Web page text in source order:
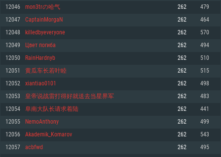
최소사양
운영체제: Windows 10 (64 bit)
프로세서: 2.2 GHz 듀얼코어 이상
메모리: 4GB
그래픽 카드: DirectX 11 이상을 지원하는 AMD Radeon 77XX / NVIDIA
GeForce GT 660. 최소 사양 해상도: 720p
네트워크: 브로드밴드 인터넷
여유 저장 공간: 22.1 GB (최소 클라이언트)
권장 사양
최소사양
운영체제: Mac OS Big Sur 11.0
프로세서: 최소 2.2 GHz의 Core i5 (Intel Xeon 은 지원하지 않습니다)
메모리: 6 GB
그래픽 카드: Metal 을 지원하는 Intel Iris Pro 5200 (Mac), 혹은 이와 비슷한 성
능을 가지는 Mac 버전의 AMD/Nvidia. 최소 해상도: 720p
네트워크: 브로드밴드 인터넷
여유 저장 공간: 22.1 GB (최소 클라이언트)
권장 사양
최소사양
운영체제: 64bit Linux 중 최신 버전
프로세서: 2.4 GHz 듀얼코어
메모리: 4 GB
그래픽 카드: Vulkan 을 지원하고, 최신 그래픽 드라이버를 지원하는 NVIDIA
660 (6개월 미만) 혹은 그와 동급의 성능을 가지며 최신 그래픽 드라이버를 지
원하는 AMD (6개월 미만; 최소사양 지원 해상도 720p)
네트워크: 브로드밴드 인터넷
여유 저장 공간: 22.1 GB (최소 클라이언트)
권장 사양
운영체제: Ubuntu 20.04 64bit
12046 mon3trの哈气 262 479
12047 CaptainMorgaN 262 464
12048 killedbyeveryone 262 570
12049 Цвет погиба 262 494
12050 RainHardnyb 262 510
12051 黄瓜车长若叶睦 262 515
12052 xiantiao0101 262 498
12053 皇帝说战雷打得好就送去当星界军 262 483
12054 阜南大队长请求着陆 262 441
12055 NemoAnthony 262 499
12056 Akademik_Komarov 262 543
12057 acbfwd 262 495